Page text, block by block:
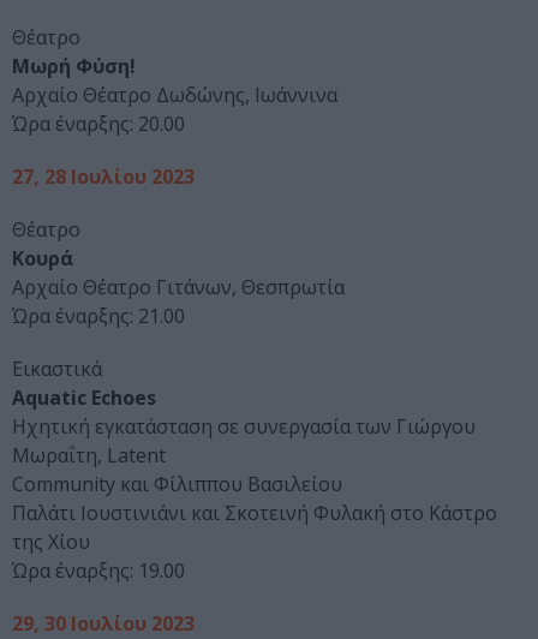
Θέατρο
Μωρή Φύση!
Αρχαίο Θέατρο Δωδώνης, Ιωάννινα
Ώρα έναρξης: 20.00
27, 28 Ιουλίου 2023
Θέατρο
Κουρά
Αρχαίο Θέατρο Γιτάνων, Θεσπρωτία
Ώρα έναρξης: 21.00
Εικαστικά
Aquatic Echoes
Ηχητική εγκατάσταση σε συνεργασία των Γιώργου
Μωραΐτη, Latent
Community και Φίλιππου Βασιλείου
Παλάτι Ιουστινιάνι και Σκοτεινή Φυλακή στο Κάστρο
της Χίου
Ώρα έναρξης: 19.00
29, 30 Ιουλίου 2023